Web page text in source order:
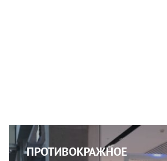
ПРОТИВОКРАЖНОЕ